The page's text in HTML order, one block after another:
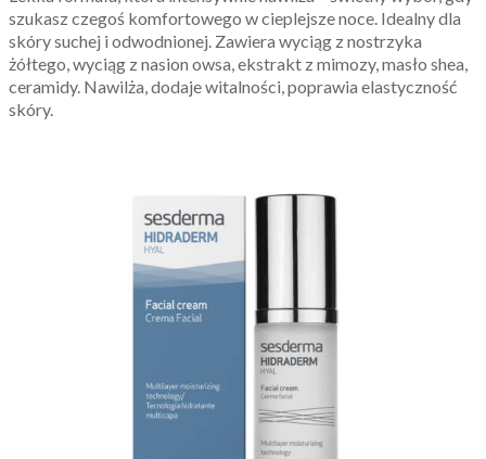
szukasz czegoś komfortowego w cieplejsze noce. Idealny dla
skóry suchej i odwodnionej. Zawiera wyciąg z nostrzyka
żółtego, wyciąg z nasion owsa, ekstrakt z mimozy, masło shea,
ceramidy. Nawilża, dodaje witalności, poprawia elastyczność
skóry.